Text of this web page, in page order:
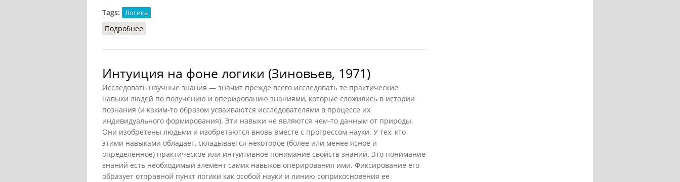
Tags:
Логика
Подробнее
Интуиция на фоне логики (Зиновьев, 1971)
Исследовать научные знания — значит прежде всего исследовать те практические
навыки людей по получению и оперированию знаниями, которые сложились в истории
познания (и каким-то образом усваиваются исследователями в процессе их
индивидуального формирования). Эти навыки не являются чем-то данным от природы.
Они изобретены людьми и изобретаются вновь вместе с прогрессом науки. У тех, кто
этими навыками обладает, складывается некоторое (более или менее ясное и
определенное) практическое или интуитивное понимание свойств знаний. Это понимание
знаний есть необходимый элемент самих навыков оперирования ими. Фиксирование его
образует отправной пункт логики как особой науки и линию соприкосновения ее